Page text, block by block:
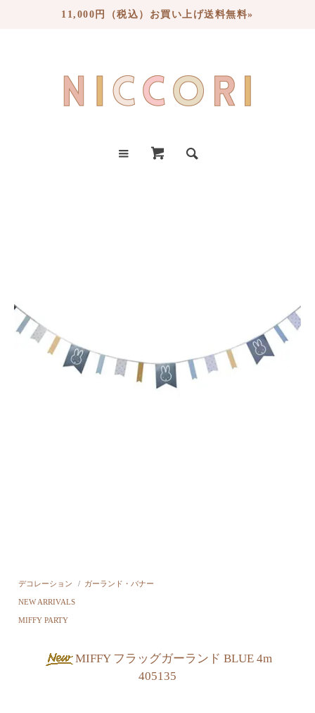
11,000円（税込）お買い上げ送料無料»
デコレーション / ガーランド・バナー
NEW ARRIVALS
MIFFY PARTY
MIFFY フラッグガーランド BLUE 4m
405135